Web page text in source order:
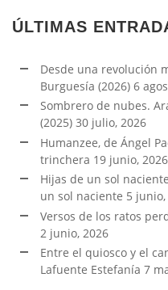
ÚLTIMAS
Desde una revolución
Burguesía (2026) 6
Sombrero de nubes.
(2025) 30 julio, 2026
Humanzee, de Ángel
trinchera 19 junio, 2026
Hijas de un sol
un sol naciente 5
Versos de los ratos
2 junio, 2026
Entre el quiosco y el
Lafuente Estefanía 7